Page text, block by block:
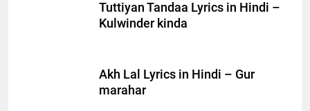
Tuttiyan Tandaa Lyrics in Hindi –
Kulwinder kinda
Akh Lal Lyrics in Hindi – Gur
marahar